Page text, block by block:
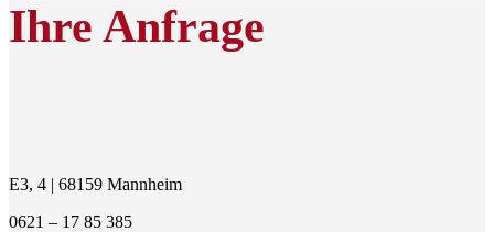
Ihre Anfrage
E3, 4 | 68159 Mannheim
0621 – 17 85 385